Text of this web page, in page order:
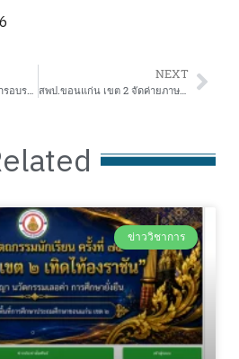
สพป.ขอนแก่น เขต 2 จัดการอบรมเชิงปฏิบัติการ “แนวทางการประเมินพัฒนาการเด็กปฐมวัย ประจำปีการศึกษา 2567”
NEXT
สพป.ขอนแก่น เขต 2 จัดค่ายภาษาอังกฤษ English Camp
ข่าววิชาการ